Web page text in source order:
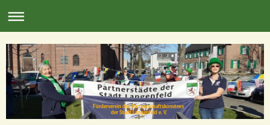
Förderverein des Partnerschaftskomitees
der Stadt Langenfeld e. V.